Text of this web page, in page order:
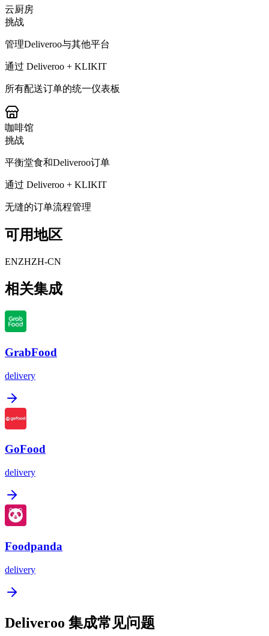
云厨房
挑战
管理Deliveroo与其他平台
通过 Deliveroo + KLIKIT
所有配送订单的统一仪表板
咖啡馆
挑战
平衡堂食和Deliveroo订单
通过 Deliveroo + KLIKIT
无缝的订单流程管理
可用地区
ENZHZH-CN
相关集成
GrabFood
delivery
GoFood
delivery
Foodpanda
delivery
Deliveroo 集成常见问题